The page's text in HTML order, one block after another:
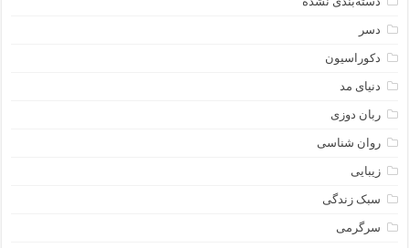
دسر
دکوراسیون
دنیای مد
ربان دوزی
روان شناسی
زیبایی
سبک زندگی
سرگرمی